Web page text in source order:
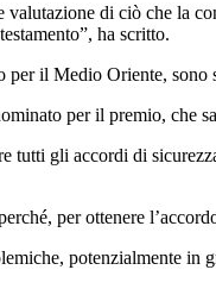
di ciò che la
ha scritto.
il Medio Oriente,
per il premio, che
tutti gli accordi di
per ottenere
potenzialmente in